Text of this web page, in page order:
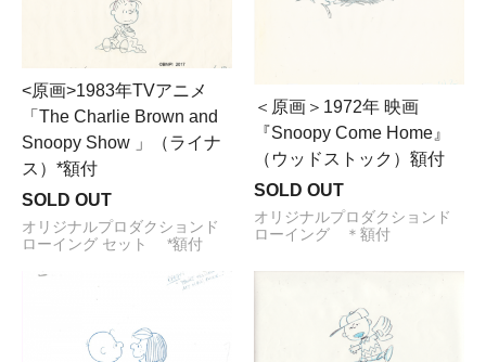
<原画>1983年TVアニメ
「The Charlie Brown and
Snoopy Show 」（ライナ
ス）*額付
SOLD OUT
オリジナルプロダクションド
ローイング セット *額付
＜原画＞1972年 映画
『Snoopy Come Home』
（ウッドストック）額付
SOLD OUT
オリジナルプロダクションド
ローイング ＊額付